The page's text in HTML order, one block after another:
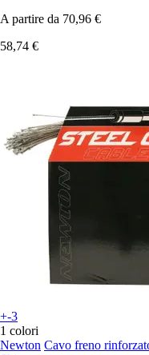
A partire da 70,96 €
58,74 €
+-3
1 colori
Newton Cavo freno